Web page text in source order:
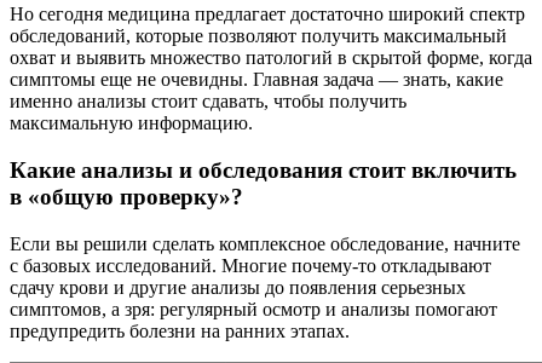
Но сегодня медицина предлагает достаточно широкий спектр
обследований, которые позволяют получить максимальный
охват и выявить множество патологий в скрытой форме, когда
симптомы еще не очевидны. Главная задача — знать, какие
именно анализы стоит сдавать, чтобы получить
максимальную информацию.
Какие анализы и обследования стоит включить
в «общую проверку»?
Если вы решили сделать комплексное обследование, начните
с базовых исследований. Многие почему-то откладывают
сдачу крови и другие анализы до появления серьезных
симптомов, а зря: регулярный осмотр и анализы помогают
предупредить болезни на ранних этапах.